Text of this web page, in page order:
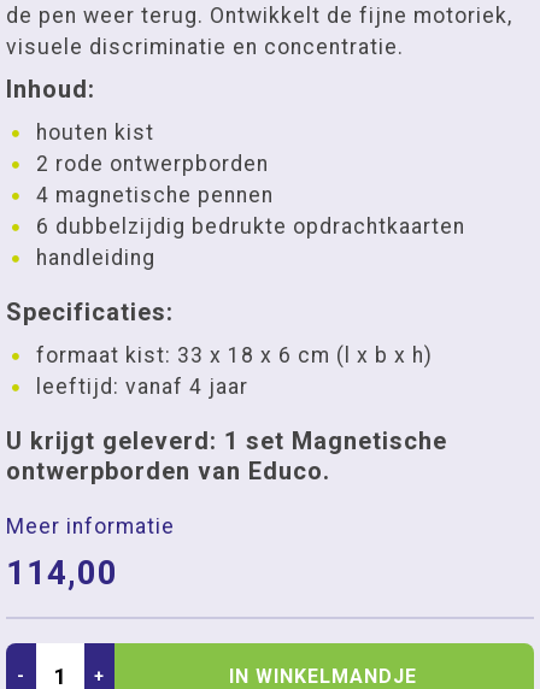
de pen weer terug. Ontwikkelt de fijne motoriek,
visuele discriminatie en concentratie.
Inhoud:
houten kist
2 rode ontwerpborden
4 magnetische pennen
6 dubbelzijdig bedrukte opdrachtkaarten
handleiding
Specificaties:
formaat kist: 33 x 18 x 6 cm (l x b x h)
leeftijd: vanaf 4 jaar
U krijgt geleverd: 1 set Magnetische
ontwerpborden van Educo.
Meer informatie
114,00
- + IN WINKELMANDJE